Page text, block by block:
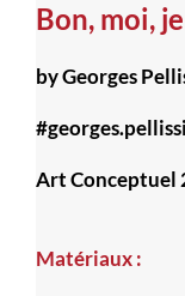
Bon, moi,
by Georges
Art Conceptuel
Matériaux :